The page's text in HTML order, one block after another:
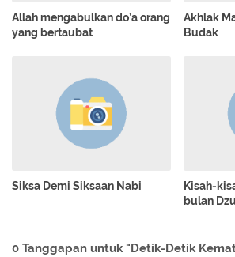
Allah mengabulkan do’a orang
yang bertaubat
Akhlak
Budak
Siksa Demi Siksaan Nabi
Kisah-
bulan
0 Tanggapan untuk "Detik-Detik